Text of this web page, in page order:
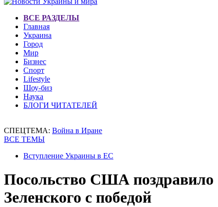
ВСЕ РАЗДЕЛЫ
Главная
Украина
Город
Мир
Бизнес
Спорт
Lifestyle
Шоу-биз
Наука
БЛОГИ ЧИТАТЕЛЕЙ
СПЕЦТЕМА: Война в Иране
ВСЕ ТЕМЫ
Вступление Украины в ЕС
Посольство США поздравило
Зеленского с победой